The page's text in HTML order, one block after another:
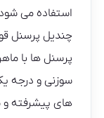
استفاده می
چندیل پرسنل
پرسنل ها با
سوزنی و درجه
های پیشرفته و